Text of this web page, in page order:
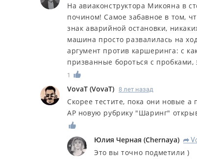
На авиаконструктора Микояна в
почином! Самое забавное в том,
знак аварийной остановки,
машина просто развалилась на
аргумент против каршеринга: с
призванные бороться с
1
VovaT (VovaT) 8 лет назад
Скорее тестите, пока они новые а
АР новую рубрику "Шаринг"
Юлия Черная (Chernaya) R
Это вы точно подметили )